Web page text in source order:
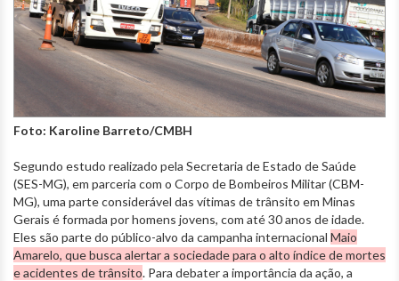
Foto: Karoline Barreto/CMBH
Segundo estudo realizado pela Secretaria de Estado de Saúde
(SES-MG), em parceria com o Corpo de Bombeiros Militar (CBM-
MG), uma parte considerável das vítimas de trânsito em Minas
Gerais é formada por homens jovens, com até 30 anos de idade.
Eles são parte do público-alvo da campanha internacional Maio
Amarelo, que busca alertar a sociedade para o alto índice de mortes
e acidentes de trânsito. Para debater a importância da ação, a